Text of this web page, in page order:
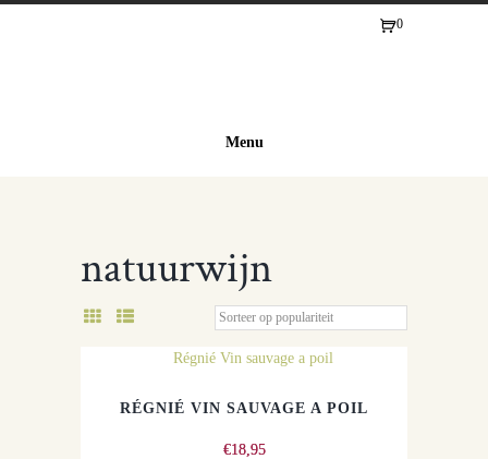
Menu
0
natuurwijn
RÉGNIÉ VIN SAUVAGE A POIL
€18,95